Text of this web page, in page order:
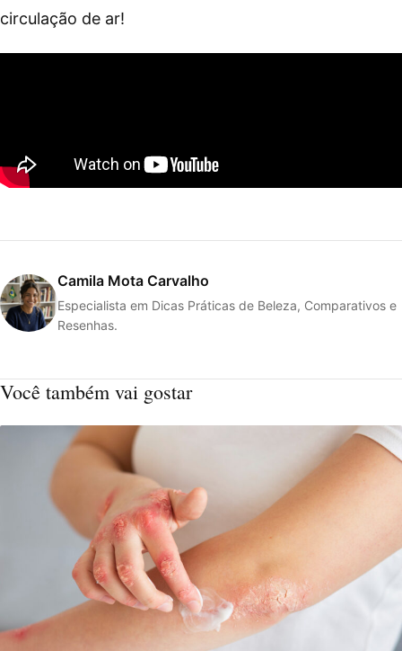
circulação de ar!
Camila Mota Carvalho
Especialista em Dicas Práticas de Beleza, Comparativos e
Resenhas.
Você também vai gostar